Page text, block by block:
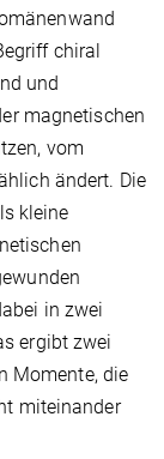
chiral
und
magnetischen
vom
ändert. Die
kleine
in zwei
ergibt zwei
Momente, die
miteinander